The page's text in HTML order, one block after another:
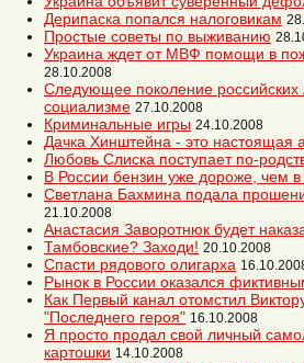
Дерипаска попался налоговикам
Простые советы по выживанию
Украина ждет от МВФ помощи в
28.10.2008
Следующее поколение российских
социализме 27.10.2008
Криминальные игры 24.10.2008
Дачка Хинштейна - это настоящая
Любовь Слиска поступает по-
В России бензин уже дороже, чем
Светлана Бахмина подала
21.10.2008
Анастасия Заворотнюк будет
Тамбовские? Заходи! 20.10.2008
Спасти рядового олигарха
Рынок в России оказался
Как Первый канал отомстил
"Последнего героя" 16.10.2008
Я просто продал свой личный
картошки 14.10.2008